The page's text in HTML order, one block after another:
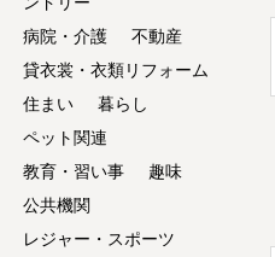
病院・介護
不動産
貸衣裳・衣類リフォーム
住まい
暮らし
ペット関連
教育・習い事
趣味
公共機関
レジャー・スポーツ